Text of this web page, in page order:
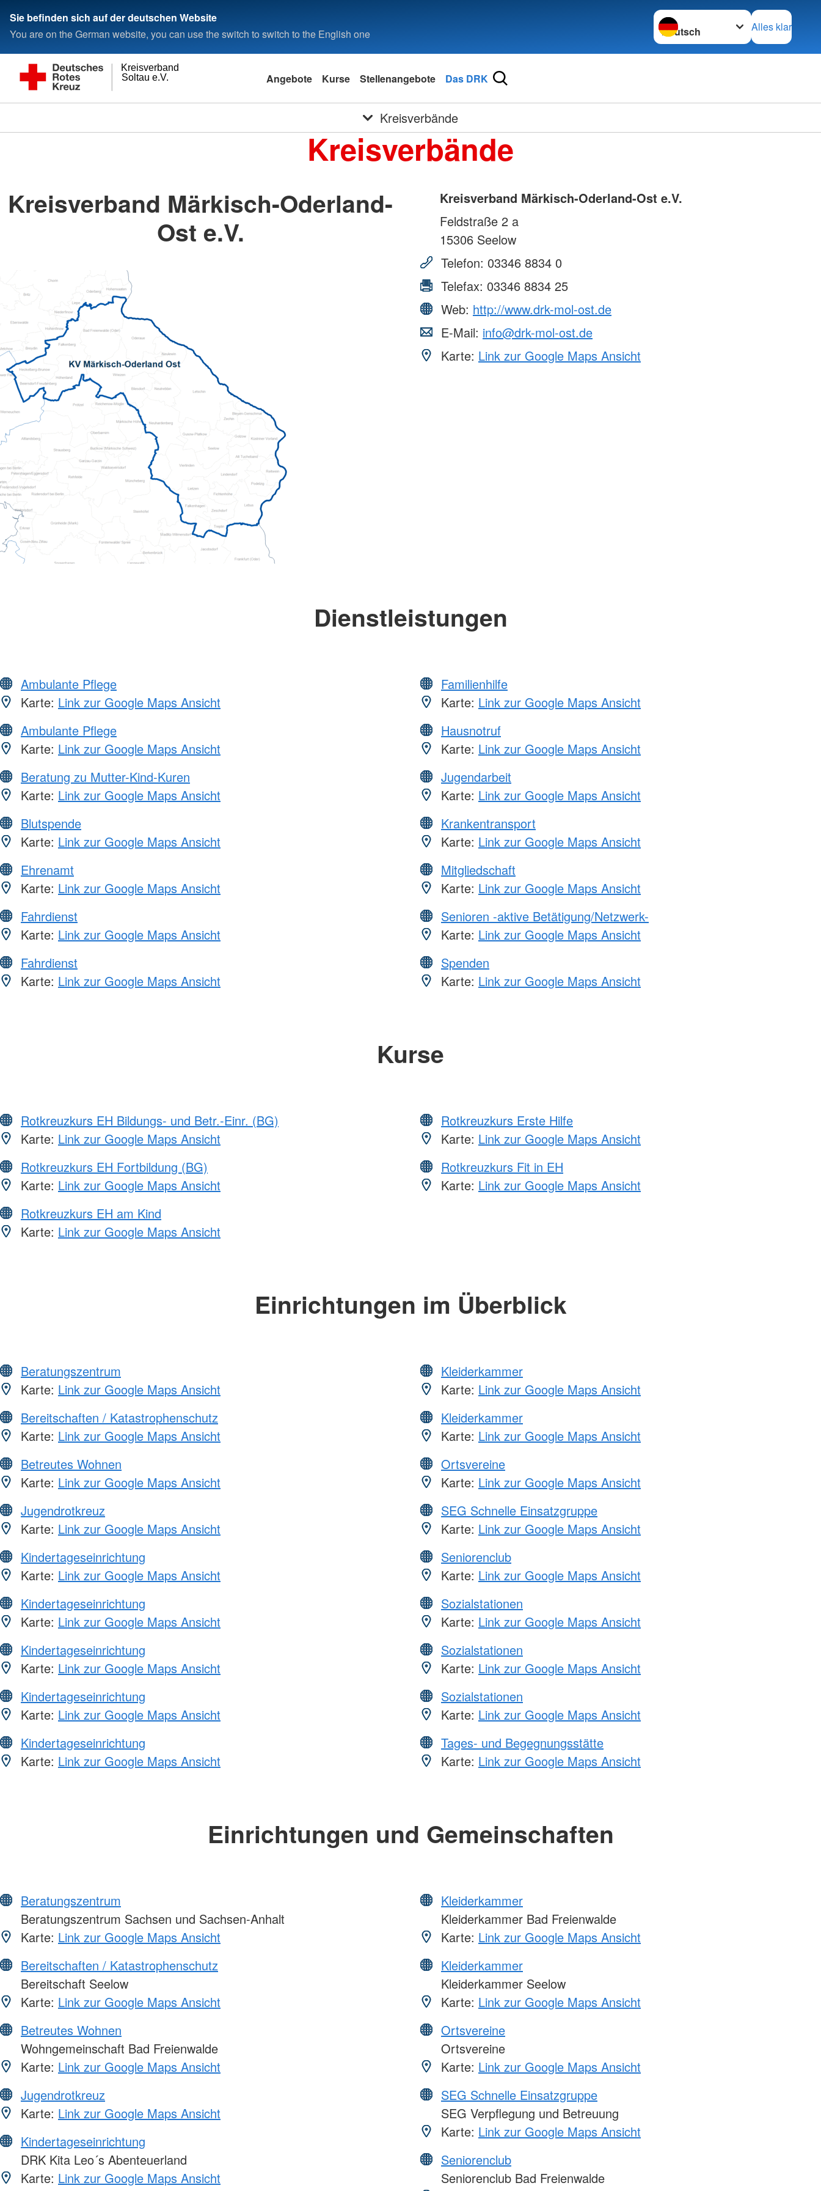
Sie befinden sich auf der deutschen Website
You are on the German website, you can use the switch to switch to the English one
Sprache wechseln zu
Alles klar
Soltau e.V.
Kreisverband
Angebote Kurse Stellenangebote Das DRK
Kreisverbände
Kreisverbände
Kreisverband Märkisch-Oderland-
Ost e.V.
Kreisverband Märkisch-Oderland-Ost e.V.
Feldstraße 2 a
15306 Seelow
Telefon: 03346 8834 0
Telefax: 03346 8834 25
Web: http://www.drk-mol-ost.de
E-Mail: info@drk-mol-ost.de
Karte: Link zur Google Maps Ansicht
Dienstleistungen
Ambulante Pflege
Karte: Link zur Google Maps Ansicht
Ambulante Pflege
Karte: Link zur Google Maps Ansicht
Beratung zu Mutter-Kind-Kuren
Karte: Link zur Google Maps Ansicht
Blutspende
Karte: Link zur Google Maps Ansicht
Ehrenamt
Karte: Link zur Google Maps Ansicht
Fahrdienst
Karte: Link zur Google Maps Ansicht
Fahrdienst
Karte: Link zur Google Maps Ansicht
Familienhilfe
Karte: Link zur Google Maps Ansicht
Hausnotruf
Karte: Link zur Google Maps Ansicht
Jugendarbeit
Karte: Link zur Google Maps Ansicht
Krankentransport
Karte: Link zur Google Maps Ansicht
Mitgliedschaft
Karte: Link zur Google Maps Ansicht
Senioren -aktive Betätigung/Netzwerk-
Karte: Link zur Google Maps Ansicht
Spenden
Karte: Link zur Google Maps Ansicht
Kurse
Rotkreuzkurs EH Bildungs- und Betr.-Einr. (BG)
Karte: Link zur Google Maps Ansicht
Rotkreuzkurs EH Fortbildung (BG)
Karte: Link zur Google Maps Ansicht
Rotkreuzkurs EH am Kind
Karte: Link zur Google Maps Ansicht
Rotkreuzkurs Erste Hilfe
Karte: Link zur Google Maps Ansicht
Rotkreuzkurs Fit in EH
Karte: Link zur Google Maps Ansicht
Einrichtungen im Überblick
Beratungszentrum
Karte: Link zur Google Maps Ansicht
Bereitschaften / Katastrophenschutz
Karte: Link zur Google Maps Ansicht
Betreutes Wohnen
Karte: Link zur Google Maps Ansicht
Jugendrotkreuz
Karte: Link zur Google Maps Ansicht
Kindertageseinrichtung
Karte: Link zur Google Maps Ansicht
Kindertageseinrichtung
Karte: Link zur Google Maps Ansicht
Kindertageseinrichtung
Karte: Link zur Google Maps Ansicht
Kindertageseinrichtung
Karte: Link zur Google Maps Ansicht
Kindertageseinrichtung
Karte: Link zur Google Maps Ansicht
Kleiderkammer
Karte: Link zur Google Maps Ansicht
Kleiderkammer
Karte: Link zur Google Maps Ansicht
Ortsvereine
Karte: Link zur Google Maps Ansicht
SEG Schnelle Einsatzgruppe
Karte: Link zur Google Maps Ansicht
Seniorenclub
Karte: Link zur Google Maps Ansicht
Sozialstationen
Karte: Link zur Google Maps Ansicht
Sozialstationen
Karte: Link zur Google Maps Ansicht
Sozialstationen
Karte: Link zur Google Maps Ansicht
Tages- und Begegnungsstätte
Karte: Link zur Google Maps Ansicht
Einrichtungen und Gemeinschaften
Beratungszentrum
Beratungszentrum Sachsen und Sachsen-Anhalt
Karte: Link zur Google Maps Ansicht
Bereitschaften / Katastrophenschutz
Bereitschaft Seelow
Karte: Link zur Google Maps Ansicht
Betreutes Wohnen
Wohngemeinschaft Bad Freienwalde
Karte: Link zur Google Maps Ansicht
Jugendrotkreuz
Karte: Link zur Google Maps Ansicht
Kindertageseinrichtung
DRK Kita Leo´s Abenteuerland
Karte: Link zur Google Maps Ansicht
Kleiderkammer
Kleiderkammer Bad Freienwalde
Karte: Link zur Google Maps Ansicht
Kleiderkammer
Kleiderkammer Seelow
Karte: Link zur Google Maps Ansicht
Ortsvereine
Ortsvereine
Karte: Link zur Google Maps Ansicht
SEG Schnelle Einsatzgruppe
SEG Verpflegung und Betreuung
Karte: Link zur Google Maps Ansicht
Seniorenclub
Seniorenclub Bad Freienwalde